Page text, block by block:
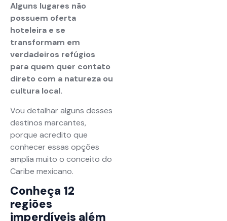
Alguns lugares não
possuem oferta
hoteleira e se
transformam em
verdadeiros refúgios
para quem quer contato
direto com a natureza ou
cultura local.
Vou detalhar alguns desses
destinos marcantes,
porque acredito que
conhecer essas opções
amplia muito o conceito do
Caribe mexicano.
Conheça 12
regiões
imperdíveis além